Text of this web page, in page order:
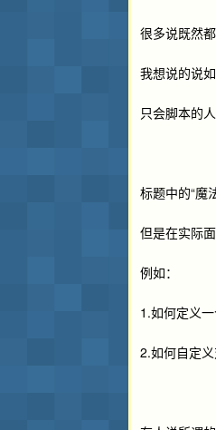
很多说既然
我想说的说
只会脚本的
标题中的“魔
但是在实际
例如：
1.如何定义
2.如何自定